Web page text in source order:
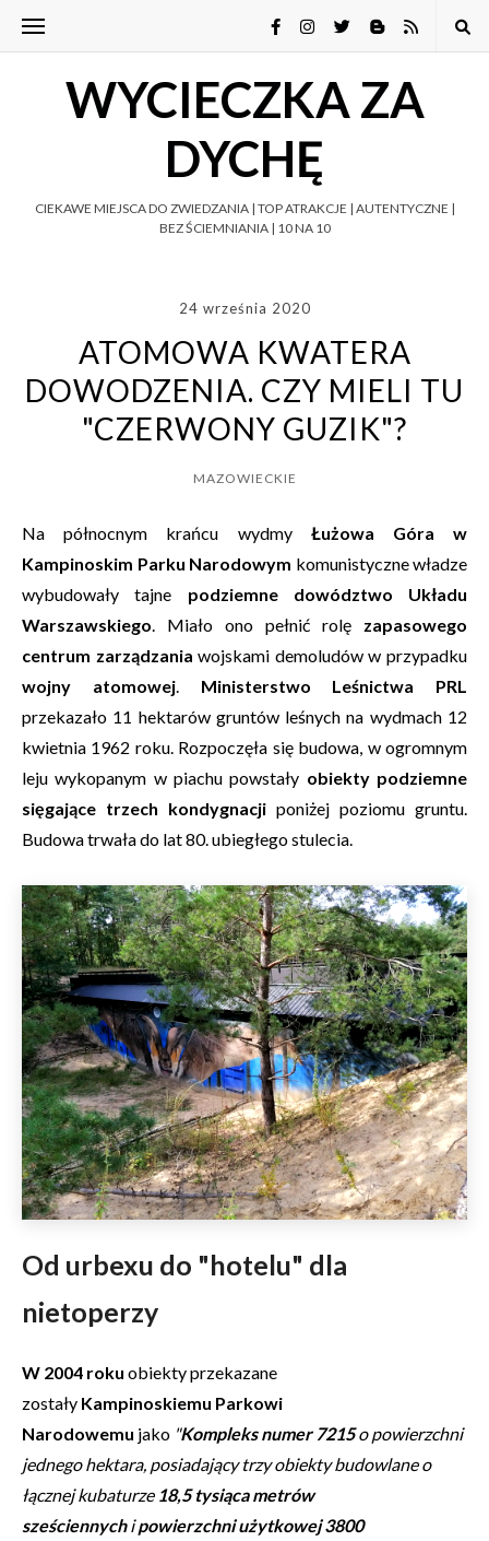
WYCIECZKA ZA
DYCHĘ
CIEKAWE MIEJSCA DO ZWIEDZANIA | TOP ATRAKCJE | AUTENTYCZNE |
BEZ ŚCIEMNIANIA | 10 NA 10
24 września 2020
ATOMOWA KWATERA
DOWODZENIA. CZY MIELI TU
"CZERWONY GUZIK"?
MAZOWIECKIE
Na północnym krańcu wydmy Łużowa Góra w
Kampinoskim Parku Narodowym komunistyczne władze
wybudowały tajne podziemne dowództwo Układu
Warszawskiego. Miało ono pełnić rolę zapasowego
centrum zarządzania wojskami demoludów w przypadku
wojny atomowej. Ministerstwo Leśnictwa PRL
przekazało 11 hektarów gruntów leśnych na wydmach 12
kwietnia 1962 roku. Rozpoczęła się budowa, w ogromnym
leju wykopanym w piachu powstały obiekty podziemne
sięgające trzech kondygnacji poniżej poziomu gruntu.
Budowa trwała do lat 80. ubiegłego stulecia.
Od urbexu do "hotelu" dla
nietoperzy
W 2004 roku obiekty przekazane
zostały Kampinoskiemu Parkowi
Narodowemu jako "Kompleks numer 7215o powierzchni
jednego hektara, posiadający trzy obiekty budowlane o
łącznej kubaturze 18,5 tysiąca metrów
sześciennychipowierzchni użytkowej 3800